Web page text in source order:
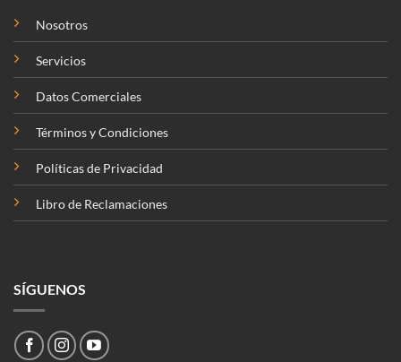
Nosotros
Servicios
Datos Comerciales
Términos y Condiciones
Políticas de Privacidad
Libro de Reclamaciones
SÍGUENOS